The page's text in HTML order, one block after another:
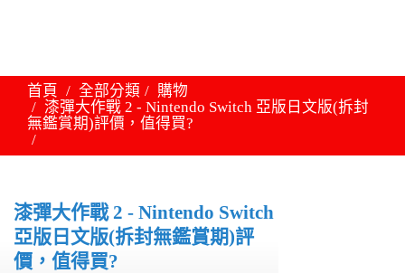
首頁 全部分類
購物
漆彈大作戰 2 - Nintendo Switch 亞版日文版(拆封
無鑑賞期)評價，值得買?
漆彈大作戰 2 - Nintendo Switch
亞版日文版(拆封無鑑賞期)評
價，值得買?